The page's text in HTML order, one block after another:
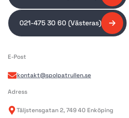
021-475 30 60 (Västeras)
E-Post
kontakt@spolpatrullen.se
Adress
Täljstensgatan 2, 749 40 Enköping